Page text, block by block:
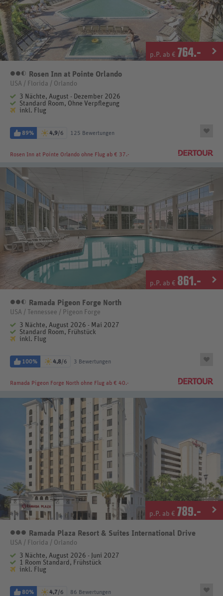
p.P. ab € 764.-
2,5 Sterne
Rosen Inn at Pointe Orlando
USA / Florida / Orlando
3 Nächte, August - Dezember 2026
Standard Room, Ohne Verpflegung
inkl. Flug
89% 4,9/6 125 Bewertungen
Rosen Inn at Pointe Orlando ohne Flug ab € 37.-
p.P. ab € 861.-
2,5 Sterne
Ramada Pigeon Forge North
USA / Tennessee / Pigeon Forge
3 Nächte, August 2026 - Mai 2027
Standard Room, Frühstück
inkl. Flug
100% 4,8/6 3 Bewertungen
Ramada Pigeon Forge North ohne Flug ab € 40.-
p.P. ab € 789.-
3 Sterne
Ramada Plaza Resort & Suites International Drive
USA / Florida / Orlando
3 Nächte, August 2026 - Juni 2027
1 Room Standard, Frühstück
inkl. Flug
80% 4,7/6 86 Bewertungen